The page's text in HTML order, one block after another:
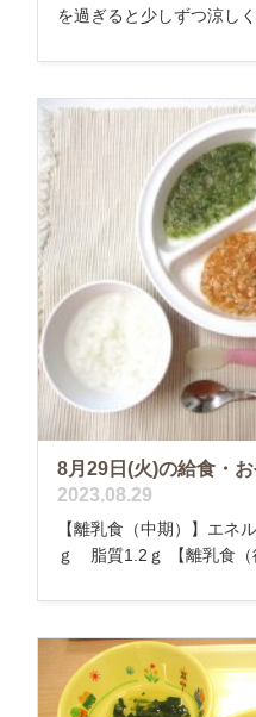
を過ぎると少しずつ涼し
8月29日(火)の給食・
2023.08.29
【離乳食（中期）】エ
ｇ 脂質1.2ｇ 【離乳食（